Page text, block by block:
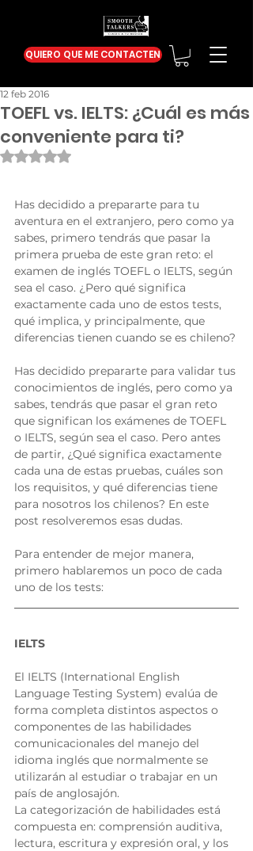
QUIERO QUE ME CONTACTEN
TOEFL vs. IELTS: ¿Cuál es más
conveniente para ti?
12 feb 2016
Obtuvo NaN de 5 estrellas.
Has decidido a prepararte para tu
aventura en el extranjero, pero como ya
sabes, primero tendrás que pasar la
primera prueba de este gran reto: el
examen de inglés TOEFL o IELTS, según
sea el caso. ¿Pero qué significa
exactamente cada uno de estos tests,
qué implica, y principalmente, que
diferencias tienen cuando se es chileno?
Has decidido prepararte para validar tus
conocimientos de inglés, pero como ya
sabes, tendrás que pasar el gran reto
que significan los exámenes de TOEFL
o IELTS, según sea el caso. Pero antes
de partir, ¿Qué significa exactamente
cada una de estas pruebas, cuáles son
los requisitos, y qué diferencias tiene
para nosotros los chilenos? En este
post resolveremos esas dudas.
Para entender de mejor manera,
primero hablaremos un poco de cada
uno de los tests:
IELTS
El IELTS (International English
Language Testing System) evalúa de
forma completa distintos aspectos o
componentes de las habilidades
comunicacionales del manejo del
idioma inglés que normalmente se
utilizarán al estudiar o trabajar en un
país de anglosajón.
La categorización de habilidades está
compuesta en: comprensión auditiva,
lectura, escritura y expresión oral, y los